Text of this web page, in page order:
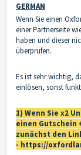
GERMAN
Wenn Sie einen
einer Partnerseite
haben und dieser
überprüfen.
Es ist sehr wichtig,
einlösen, sonst
1) Wenn Sie x2
einen Gutschein
zunächst den
- https://